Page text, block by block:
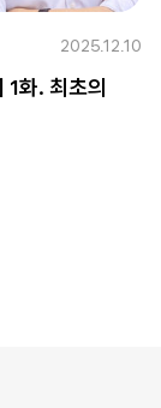
2025.12.10
화. 최초의